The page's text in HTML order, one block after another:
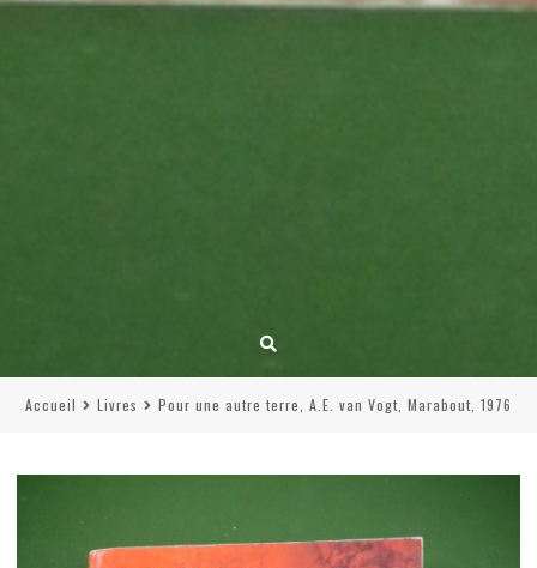
Accueil Livres Pour une autre terre, A.E. van Vogt, Marabout, 1976